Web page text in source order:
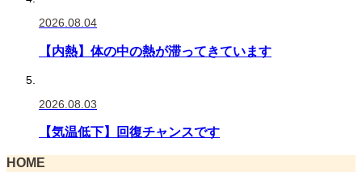
2026.08.04
【内熱】体の中の熱が滞ってきています
2026.08.03
【気温低下】回復チャンスです
HOME